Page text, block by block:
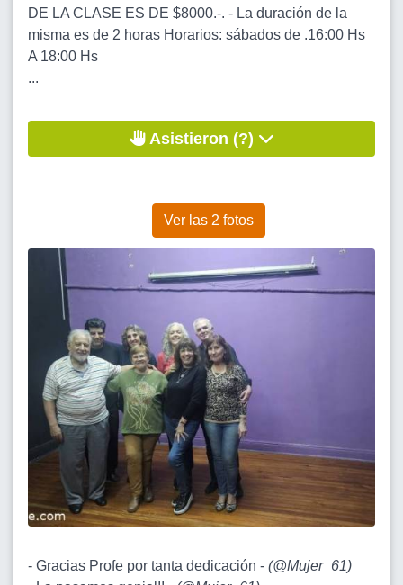
DE LA CLASE ES DE $8000.-. - La duración de la
misma es de 2 horas Horarios: sábados de .16:00 Hs
A 18:00 Hs
...
Asistieron (?)
Ver las 2 fotos
- Gracias Profe por tanta dedicación - (@Mujer_61)